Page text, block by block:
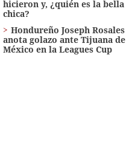
hicieron y, ¿quién es la bella
chica?
Hondureño Joseph Rosales
anota golazo ante Tijuana de
México en la Leagues Cup